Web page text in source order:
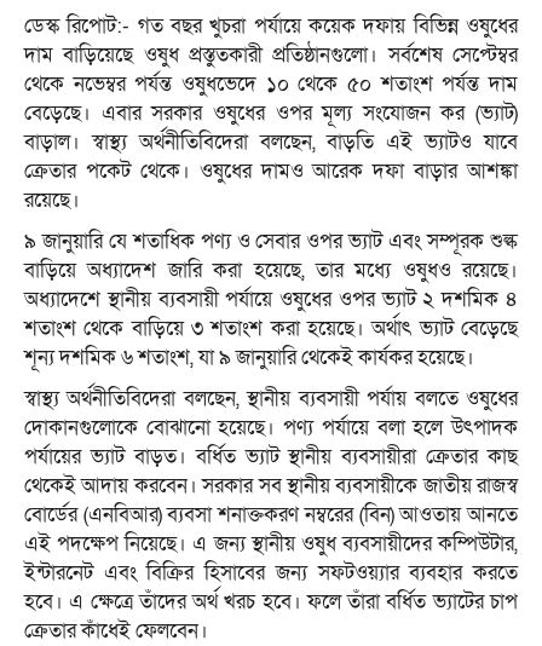
ডেস্ক রিপোট:- গত বছর খুচরা পর্যায়ে কয়েক দফায় বিভিন্ন ওষুধের
দাম বাড়িয়েছে ওষুধ প্রস্তুতকারী প্রতিষ্ঠানগুলো। সর্বশেষ সেপ্টেম্বর
থেকে নভেম্বর পর্যন্ত ওষুধভেদে ১০ থেকে ৫০ শতাংশ পর্যন্ত দাম
বেড়েছে। এবার সরকার ওষুধের ওপর মূল্য সংযোজন কর (ভ্যাট)
বাড়াল। স্বাস্থ্য অর্থনীতিবিদেরা বলছেন, বাড়তি এই ভ্যাটও যাবে
ক্রেতার পকেট থেকে। ওষুধের দামও আরেক দফা বাড়ার আশঙ্কা
রয়েছে।
৯ জানুয়ারি যে শতাধিক পণ্য ও সেবার ওপর ভ্যাট এবং সম্পূরক শুল্ক
বাড়িয়ে অধ্যাদেশ জারি করা হয়েছে, তার মধ্যে ওষুধও রয়েছে।
অধ্যাদেশে স্থানীয় ব্যবসায়ী পর্যায়ে ওষুধের ওপর ভ্যাট ২ দশমিক ৪
শতাংশ থেকে বাড়িয়ে ৩ শতাংশ করা হয়েছে। অর্থাৎ ভ্যাট বেড়েছে
শূন্য দশমিক ৬ শতাংশ, যা ৯ জানুয়ারি থেকেই কার্যকর হয়েছে।
স্বাস্থ্য অর্থনীতিবিদেরা বলছেন, স্থানীয় ব্যবসায়ী পর্যায় বলতে ওষুধের
দোকানগুলোকে বোঝানো হয়েছে। পণ্য পর্যায়ে বলা হলে উৎপাদক
পর্যায়ের ভ্যাট বাড়ত। বর্ধিত ভ্যাট স্থানীয় ব্যবসায়ীরা ক্রেতার কাছ
থেকেই আদায় করবেন। সরকার সব স্থানীয় ব্যবসায়ীকে জাতীয় রাজস্ব
বোর্ডের (এনবিআর) ব্যবসা শনাক্তকরণ নম্বরের (বিন) আওতায় আনতে
এই পদক্ষেপ নিয়েছে। এ জন্য স্থানীয় ওষুধ ব্যবসায়ীদের কম্পিউটার,
ইন্টারনেট এবং বিক্রির হিসাবের জন্য সফটওয়্যার ব্যবহার করতে
হবে। এ ক্ষেত্রে তাঁদের অর্থ খরচ হবে। ফলে তাঁরা বর্ধিত ভ্যাটের চাপ
ক্রেতার কাঁধেই ফেলবেন।